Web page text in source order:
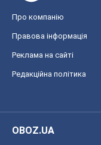
Про компанію
Правова інформація
Реклама на сайті
Редакційна політика
OBOZ.UA